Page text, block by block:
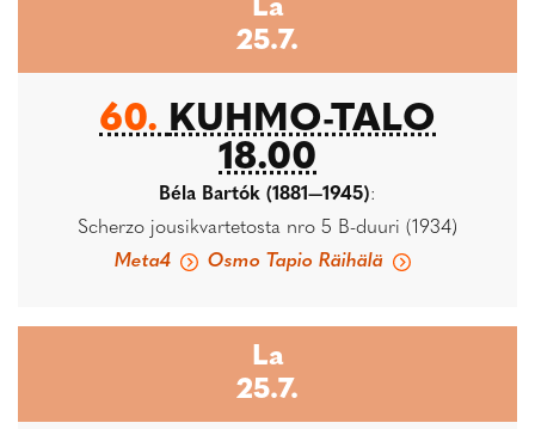
La
25.7.
60. KUHMO-TALO
18.00
Béla Bartók (1881—1945):
Scherzo jousikvartetosta nro 5 B-duuri (1934)
Meta4
Osmo Tapio Räihälä
La
25.7.